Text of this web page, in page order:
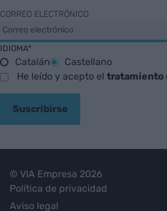
CORREO ELECTRÓNICO
IDIOMA*
Catalán
Castellano
He leído y acepto el tratamiento
Suscribirse
© VIA Empresa 2026
Política de privacidad
Aviso legal